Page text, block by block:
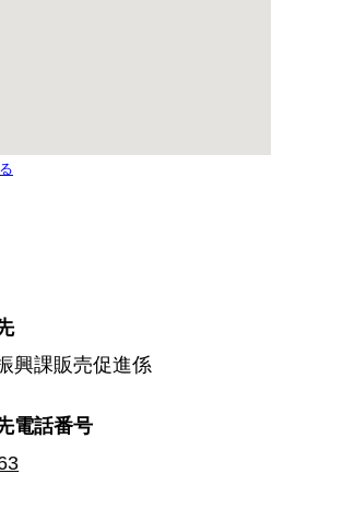
興課販売促進係
電話番号